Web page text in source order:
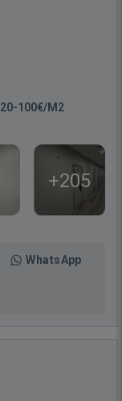
20-100€/M2
+205
WhatsApp